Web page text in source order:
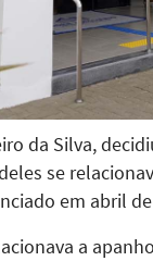
da Silva,
se
em abril
a